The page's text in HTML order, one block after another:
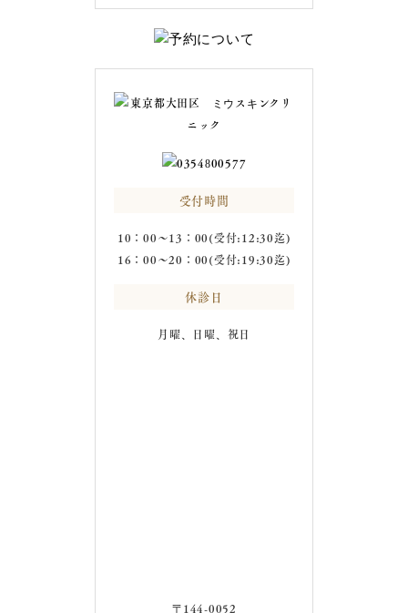
受付時間
10：00～13：00(受付:12:30迄)
16：00～20：00(受付:19:30迄)
休診日
月曜、日曜、祝日
〒144-0052